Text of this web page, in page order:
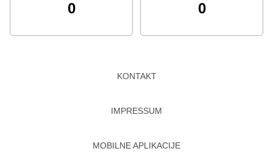
0 0
KONTAKT
IMPRESSUM
MOBILNE APLIKACIJE